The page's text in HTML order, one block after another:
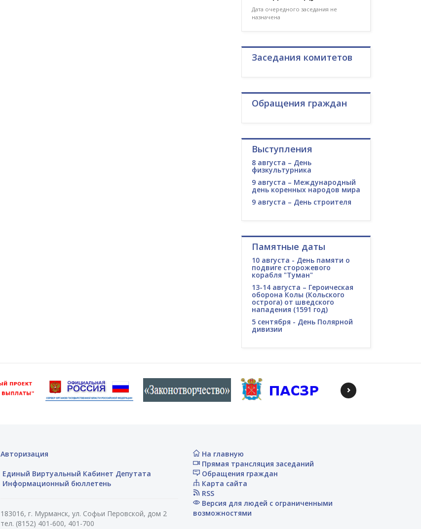
Дата очередного заседания не
назначена
Заседания комитетов
Обращения граждан
Выступления
8 августа – День
физкультурника
9 августа – Международный
день коренных народов мира
9 августа – День строителя
Памятные даты
10 августа - День памяти о
подвиге сторожевого
корабля "Туман"
13-14 августа – Героическая
оборона Колы (Кольского
острога) от шведского
нападения (1591 год)
5 сентября - День Полярной
дивизии
Авторизация
Единый Виртуальный Кабинет Депутата
Информационный бюллетень
183016, г. Мурманск, ул. Софьи Перовской, дом 2
тел. (8152) 401-600, 401-700
На главную
Прямая трансляция заседаний
Обращения граждан
Карта сайта
RSS
Версия для людей с ограниченными
возможностями